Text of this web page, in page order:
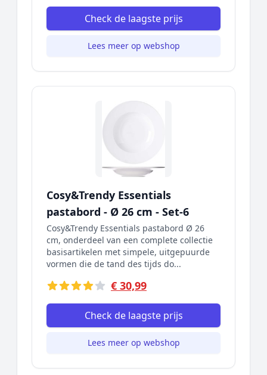
Check de laagste prijs
Lees meer op webshop
Cosy&Trendy Essentials
pastabord - Ø 26 cm - Set-6
Cosy&Trendy Essentials pastabord Ø 26
cm, onderdeel van een complete collectie
basisartikelen met simpele, uitgepuurde
vormen die de tand des tijds do...
€ 30,99
Check de laagste prijs
Lees meer op webshop